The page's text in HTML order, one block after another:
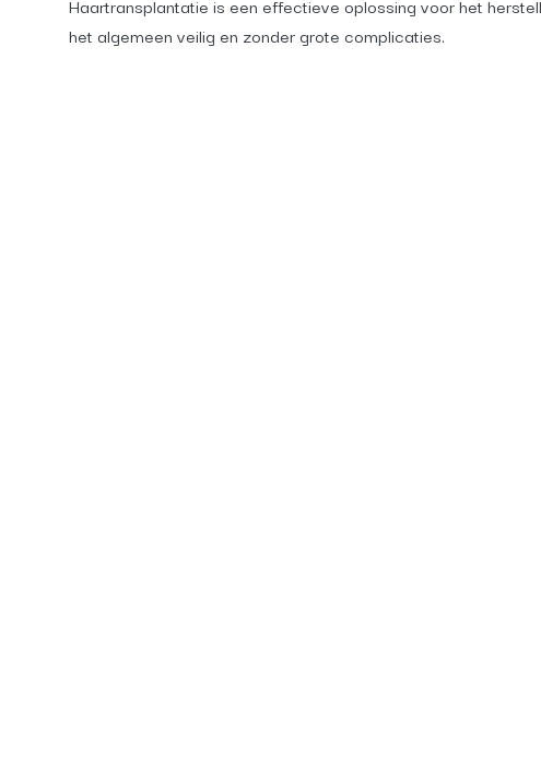
het algemeen veilig en zonder grote complicaties.